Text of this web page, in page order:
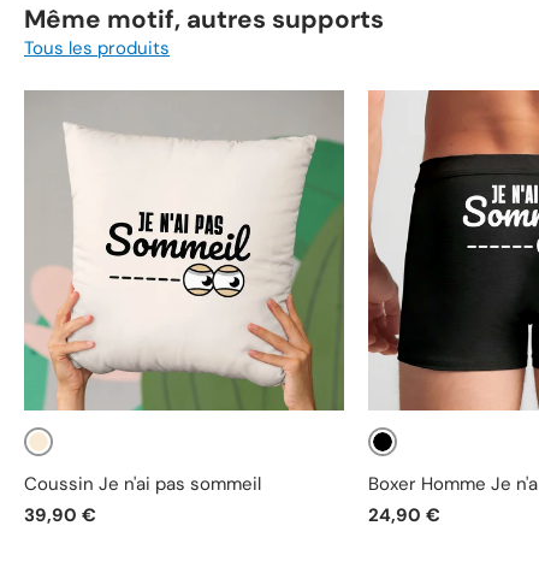
Même motif, autres supports
Tous les produits
Beige
Coussin Je n'ai pas sommeil
39,90 €
Noir
Boxer Homme Je
24,90 €